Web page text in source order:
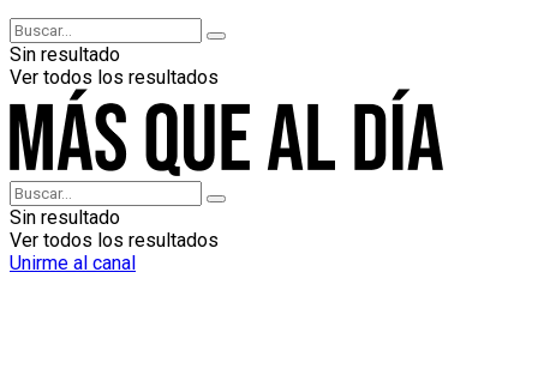
Sin resultado
Ver todos los resultados
Sin resultado
Ver todos los resultados
Unirme al canal